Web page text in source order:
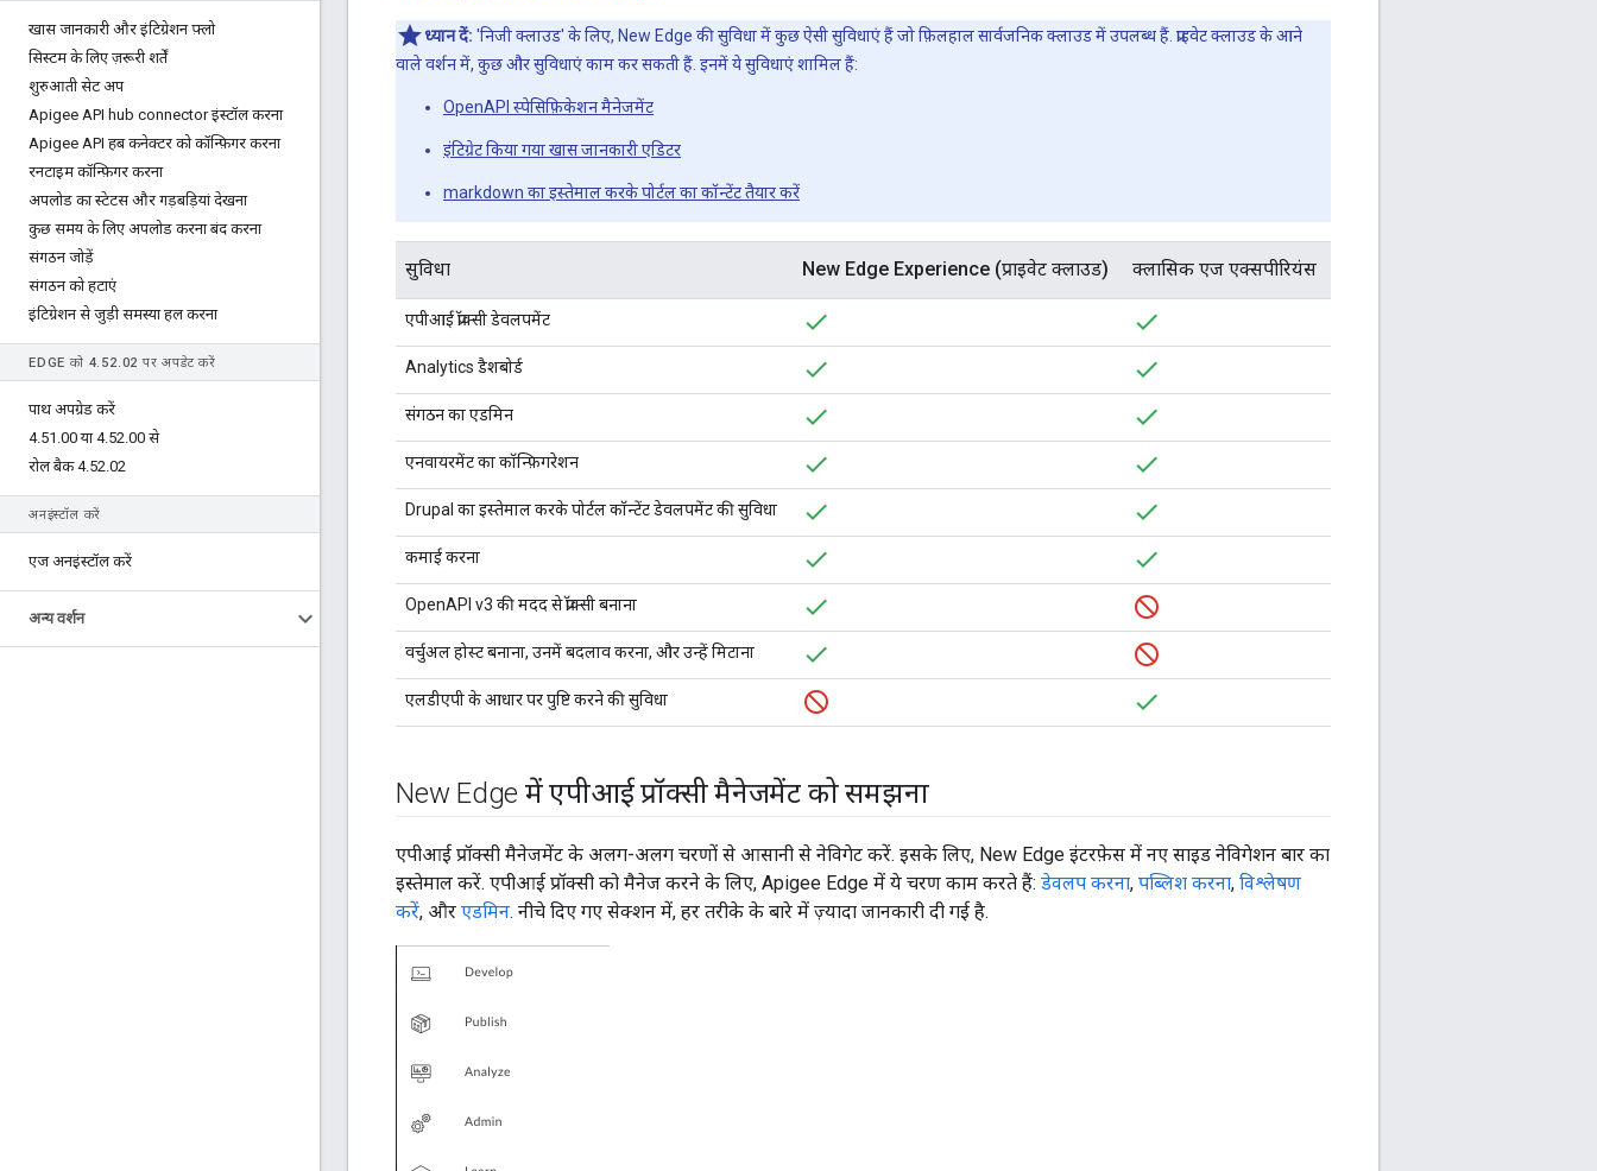
खास जानकारी और इंटिग्रेशन फ़्लो
सिस्टम के लिए ज़रूरी शर्तें
शुरुआती सेट अप
Apigee API hub connector इंस्टॉल करना
Apigee API हब कनेक्टर को कॉन्फ़िगर करना
रनटाइम कॉन्फ़िगर करना
अपलोड का स्टेटस और गड़बड़ियां देखना
कुछ समय के लिए अपलोड करना बंद करना
संगठन जोड़ें
संगठन को हटाएं
इंटिग्रेशन से जुड़ी समस्या हल करना
EDGE को 4. 52.02 पर अपडेट करें
पाथ अपग्रेड करें
4.51 .00 या 4.52.00 से
रोल बैक 4.52.02
अनइंस्टॉल करें
एज अनइंस्टॉल करें
अन्य वर्शन
ध्यान दें: 'निजी क्लाउड' के लिए, New Edge की सुविधा में कुछ ऐसी सुविधाएं हैं जो फ़िलहाल सार्वजनिक क्लाउड में उपलब्ध हैं. प्राइवेट क्लाउड के आने
वाले वर्शन में, कुछ और सुविधाएं काम कर सकती हैं. इनमें ये सुविधाएं शामिल हैं:
OpenAPI स्पेसिफ़िकेशन मैनेजमेंट
इंटिग्रेट किया गया खास जानकारी एडिटर
markdown का इस्तेमाल करके पोर्टल का कॉन्टेंट तैयार करें
सुविधा New Edge Experience (प्राइवेट क्लाउड) क्लासिक एज एक्सपीरियंस
एपीआई प्रॉक्सी डेवलपमेंट
Analytics डैशबोर्ड
संगठन का एडमिन
एनवायरमेंट का कॉन्फ़िगरेशन
Drupal का इस्तेमाल करके पोर्टल कॉन्टेंट डेवलपमेंट की सुविधा
कमाई करना
OpenAPI v3 की मदद से प्रॉक्सी बनाना
वर्चुअल होस्ट बनाना, उनमें बदलाव करना, और उन्हें मिटाना
एलडीएपी के आधार पर पुष्टि करने की सुविधा
New Edge में एपीआई प्रॉक्सी मैनेजमेंट को समझना
एपीआई प्रॉक्सी मैनेजमेंट के अलग-अलग चरणों से आसानी से नेविगेट करें. इसके लिए, New Edge इंटरफ़ेस में नए साइड नेविगेशन बार का
इस्तेमाल करें. एपीआई प्रॉक्सी को मैनेज करने के लिए, Apigee Edge में ये चरण काम करते हैं: डेवलप करना, पब्लिश करना, विश्लेषण
करें, और एडमिन. नीचे दिए गए सेक्शन में, हर तरीके के बारे में ज़्यादा जानकारी दी गई है.